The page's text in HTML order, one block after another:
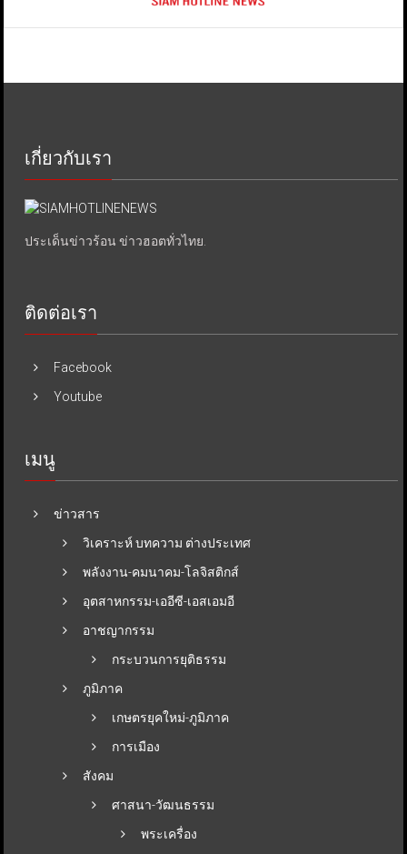
เกี่ยวกับเรา
ประเด็นข่าวร้อน ข่าวฮอตทั่วไทย.
ติดต่อเรา
Facebook
Youtube
เมนู
ข่าวสาร
วิเคราะห์ บทความ ต่างประเทศ
พลังงาน-คมนาคม-โลจิสติกส์
อุตสาหกรรม-เออีซี-เอสเอมอี
อาชญากรรม
กระบวนการยุติธรรม
ภูมิภาค
เกษตรยุคใหม่-ภูมิภาค
การเมือง
สังคม
ศาสนา-วัฒนธรรม
พระเครื่อง